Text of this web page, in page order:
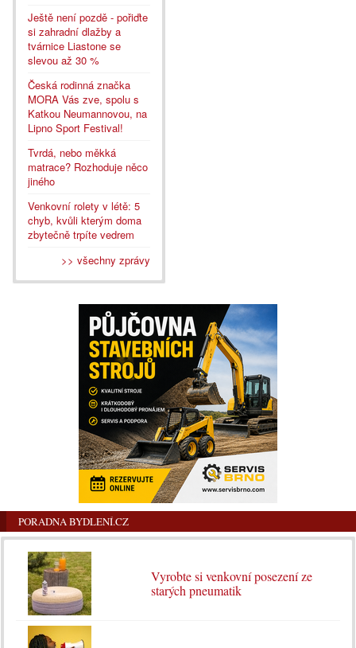
Ještě není pozdě - pořiďte
si zahradní dlažby a
tvárnice Liastone se
slevou až 30 %
Česká rodinná značka
MORA Vás zve, spolu s
Katkou Neumannovou, na
Lipno Sport Festival!
Tvrdá, nebo měkká
matrace? Rozhoduje něco
jiného
Venkovní rolety v létě: 5
chyb, kvůli kterým doma
zbytečně trpíte vedrem
>> všechny zprávy
PORADNA BYDLENÍ.CZ
Vyrobte si venkovní posezení ze
starých pneumatik